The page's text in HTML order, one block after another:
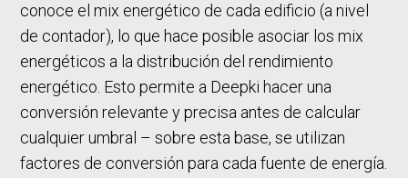
conoce el mix energético de cada edificio (a nivel
de contador), lo que hace posible asociar los mix
energéticos a la distribución del rendimiento
energético. Esto permite a Deepki hacer una
conversión relevante y precisa antes de calcular
cualquier umbral – sobre esta base, se utilizan
factores de conversión para cada fuente de energía.